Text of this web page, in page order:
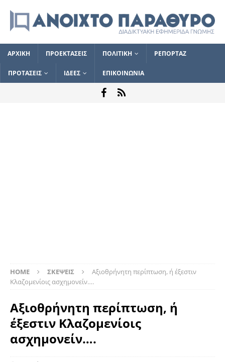
ΑΡΧΙΚΗ ΠΡΟΕΚΤΑΣΕΙΣ ΠΟΛΙΤΙΚΗ ΡΕΠΟΡΤΑΖ
ΠΡΟΤΑΣΕΙΣ ΙΔΕΕΣ ΕΠΙΚΟΙΝΩΝΙΑ
HOME ΣΚΕΨΕΙΣ
Αξιοθρήνητη περίπτωση, ή έξεστιν
Κλαζομενίοις ασχημονείν….
Αξιοθρήνητη περίπτωση, ή
έξεστιν Κλαζομενίοις
ασχημονείν….